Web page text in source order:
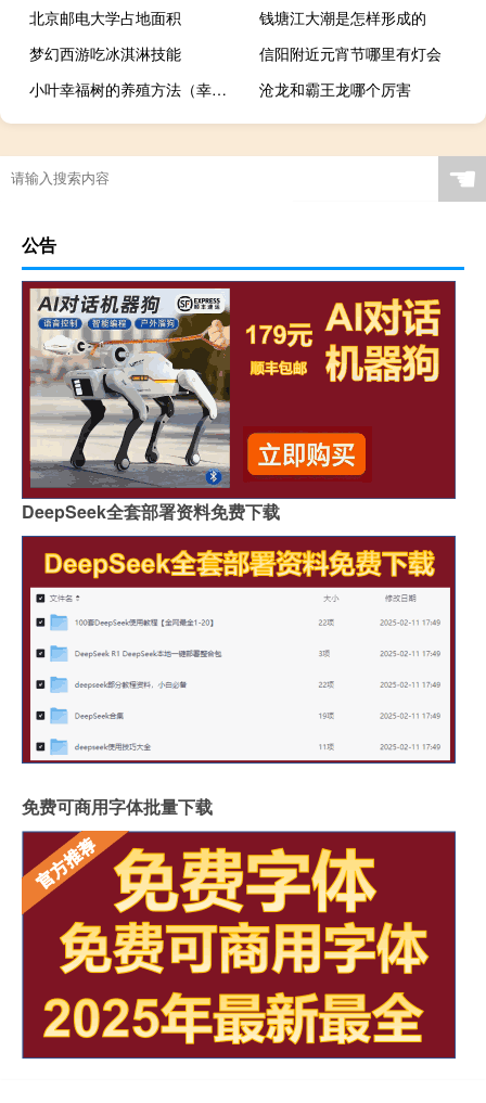
北京邮电大学占地面积
钱塘江大潮是怎样形成的
梦幻西游吃冰淇淋技能
信阳附近元宵节哪里有灯会
小叶幸福树的养殖方法（幸福树的养殖方法）
沧龙和霸王龙哪个厉害
☚
公告
DeepSeek全套部署资料免费下载
免费可商用字体批量下载